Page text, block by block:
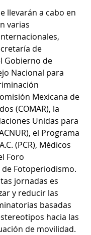
llevarán a cabo en
varias
de
Gobierno de
Nacional para
Mexicana de
(COMAR), la
Unidas para
el Programa
(PCR), Médicos
Foro
Fotoperiodismo.
jornadas es
y reducir las
basadas
hacia las
de movilidad.